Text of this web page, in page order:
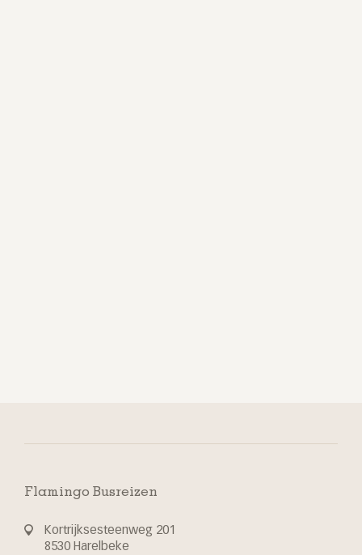
Flamingo Busreizen
Kortrijksesteenweg 201
8530 Harelbeke